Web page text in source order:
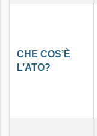
CHE COS’È
L’ATO?